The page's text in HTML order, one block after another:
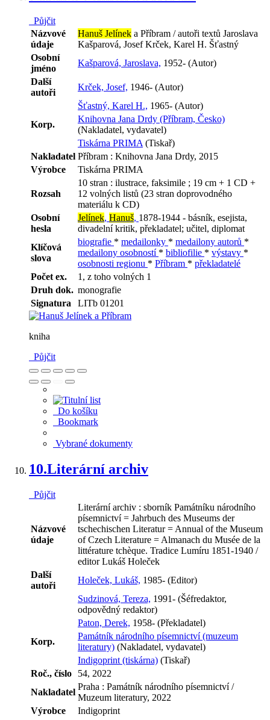
Půjčit
Názvové
údaje
Hanuš Jelínek a Příbram / autoři textů Jaroslava
Kašparová, Josef Krček, Karel H. Šťastný
Osobní
jméno
Kašparová, Jaroslava, 1952- (Autor)
Další
autoři
Krček, Josef, 1946- (Autor)
Šťastný, Karel H., 1965- (Autor)
Korp.
Knihovna Jana Drdy (Příbram, Česko)
(Nakladatel, vydavatel)
Tiskárna PRIMA (Tiskař)
Nakladatel Příbram : Knihovna Jana Drdy, 2015
Výrobce
Tiskárna PRIMA
Rozsah
10 stran : ilustrace, faksimile ; 19 cm + 1 CD +
12 volných listů (23 stran doprovodného
materiálu k CD)
Osobní
hesla
Jelínek, Hanuš, 1878-1944 - básník, esejista,
divadelní kritik, překladatel; učitel, diplomat
Klíčová
slova
biografie * medailonky * medailony autorů *
medailony osobností * bibliofilie * výstavy *
osobnosti regionu * Příbram * překladatelé
Počet ex.
1, z toho volných 1
Druh dok. monografie
Signatura
LITb 01201
kniha
Půjčit
Do košíku
Bookmark
Vybrané dokumenty
10.Literární archiv
Půjčit
Názvové
údaje
Literární archiv : sborník Památníku národního
písemnictví = Jahrbuch des Museums der
tschechischen Literatur = Annual of the Museum
of Czech Literature = Almanach du Musée de la
littérature tchèque. Tradice Lumíru 1851-1940 /
editor Lukáš Holeček
Další
autoři
Holeček, Lukáš, 1985- (Editor)
Sudzinová, Tereza, 1991- (Šéfredaktor,
odpovědný redaktor)
Paton, Derek, 1958- (Překladatel)
Korp.
Památník národního písemnictví (muzeum
literatury) (Nakladatel, vydavatel)
Indigoprint (tiskárna) (Tiskař)
Roč., číslo
54, 2022
Nakladatel
Praha : Památník národního písemnictví /
Muzeum literatury, 2022
Výrobce
Indigoprint